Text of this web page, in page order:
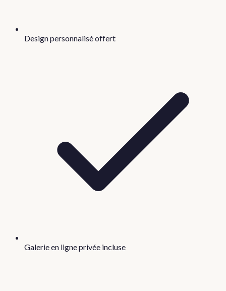
Design personnalisé offert
Galerie en ligne privée incluse